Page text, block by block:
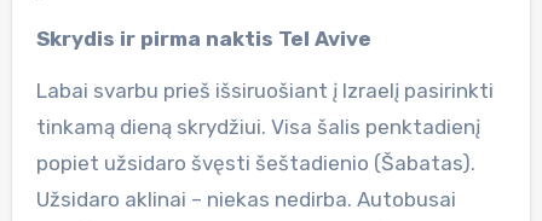
Skrydis ir pirma naktis Tel Avive
Labai svarbu prieš išsiruošiant į Izraelį pasirinkti
tinkamą dieną skrydžiui. Visa šalis penktadienį
popiet užsidaro švęsti šeštadienio (Šabatas).
Užsidaro aklinai – niekas nedirba. Autobusai